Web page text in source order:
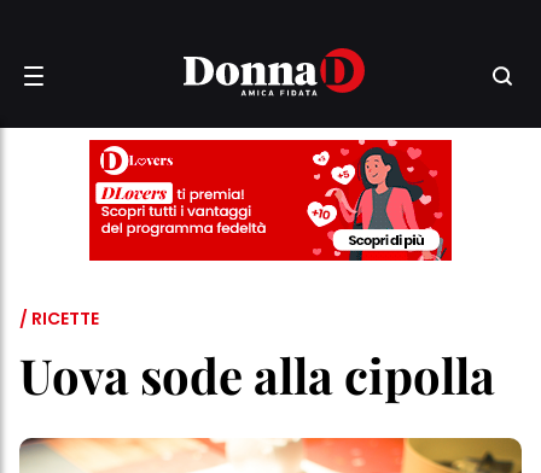
/ RICETTE
Uova sode alla cipolla